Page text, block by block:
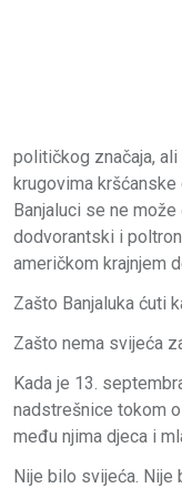
političkog značaja,
krugovima
Banjaluci se ne
dodvorantski i
američkom krajnjem
Zašto Banjaluka ćuti
Zašto nema svijeća
Kada je 13.
nadstrešnice tokom
među njima djeca i
Nije bilo svijeća. Nije